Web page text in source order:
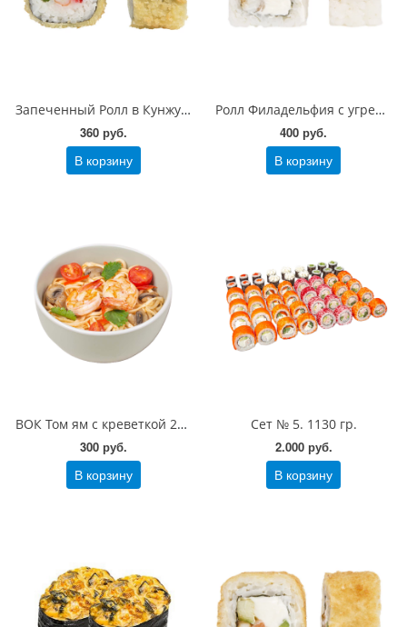
Запеченный Ролл в Кунжуте сливочный с томаго 200 гр
360 руб.
В корзину
Ролл Филадельфия с угрем 200 гр
400 руб.
В корзину
ВОК Том ям с креветкой 200 гр
300 руб.
В корзину
Сет № 5. 1130 гр.
2.000 руб.
В корзину